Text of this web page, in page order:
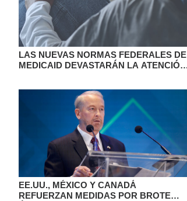
LAS NUEVAS NORMAS FEDERALES DE
MEDICAID DEVASTARÁN LA ATENCIÓN
EE.UU., MÉXICO Y CANADÁ
REFUERZAN MEDIDAS POR BROTE